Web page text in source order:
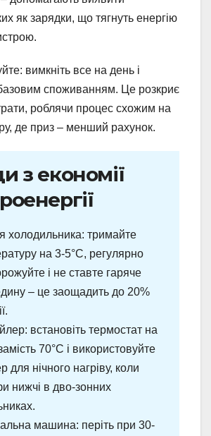
як зарядки, що тягнуть енергію
вимкніть все на день і
споживанням. Це розкриє
роблячи процес схожим на
де приз – менший рахунок.
з економії
холодильника: тримайте
на 3-5°C, регулярно
і не ставте гаряче
– це заощадить до 20%
встановіть термостат на
70°C і використовуйте
для нічного нагріву, коли
нижчі в дво-зонних
машина: періть при 30-